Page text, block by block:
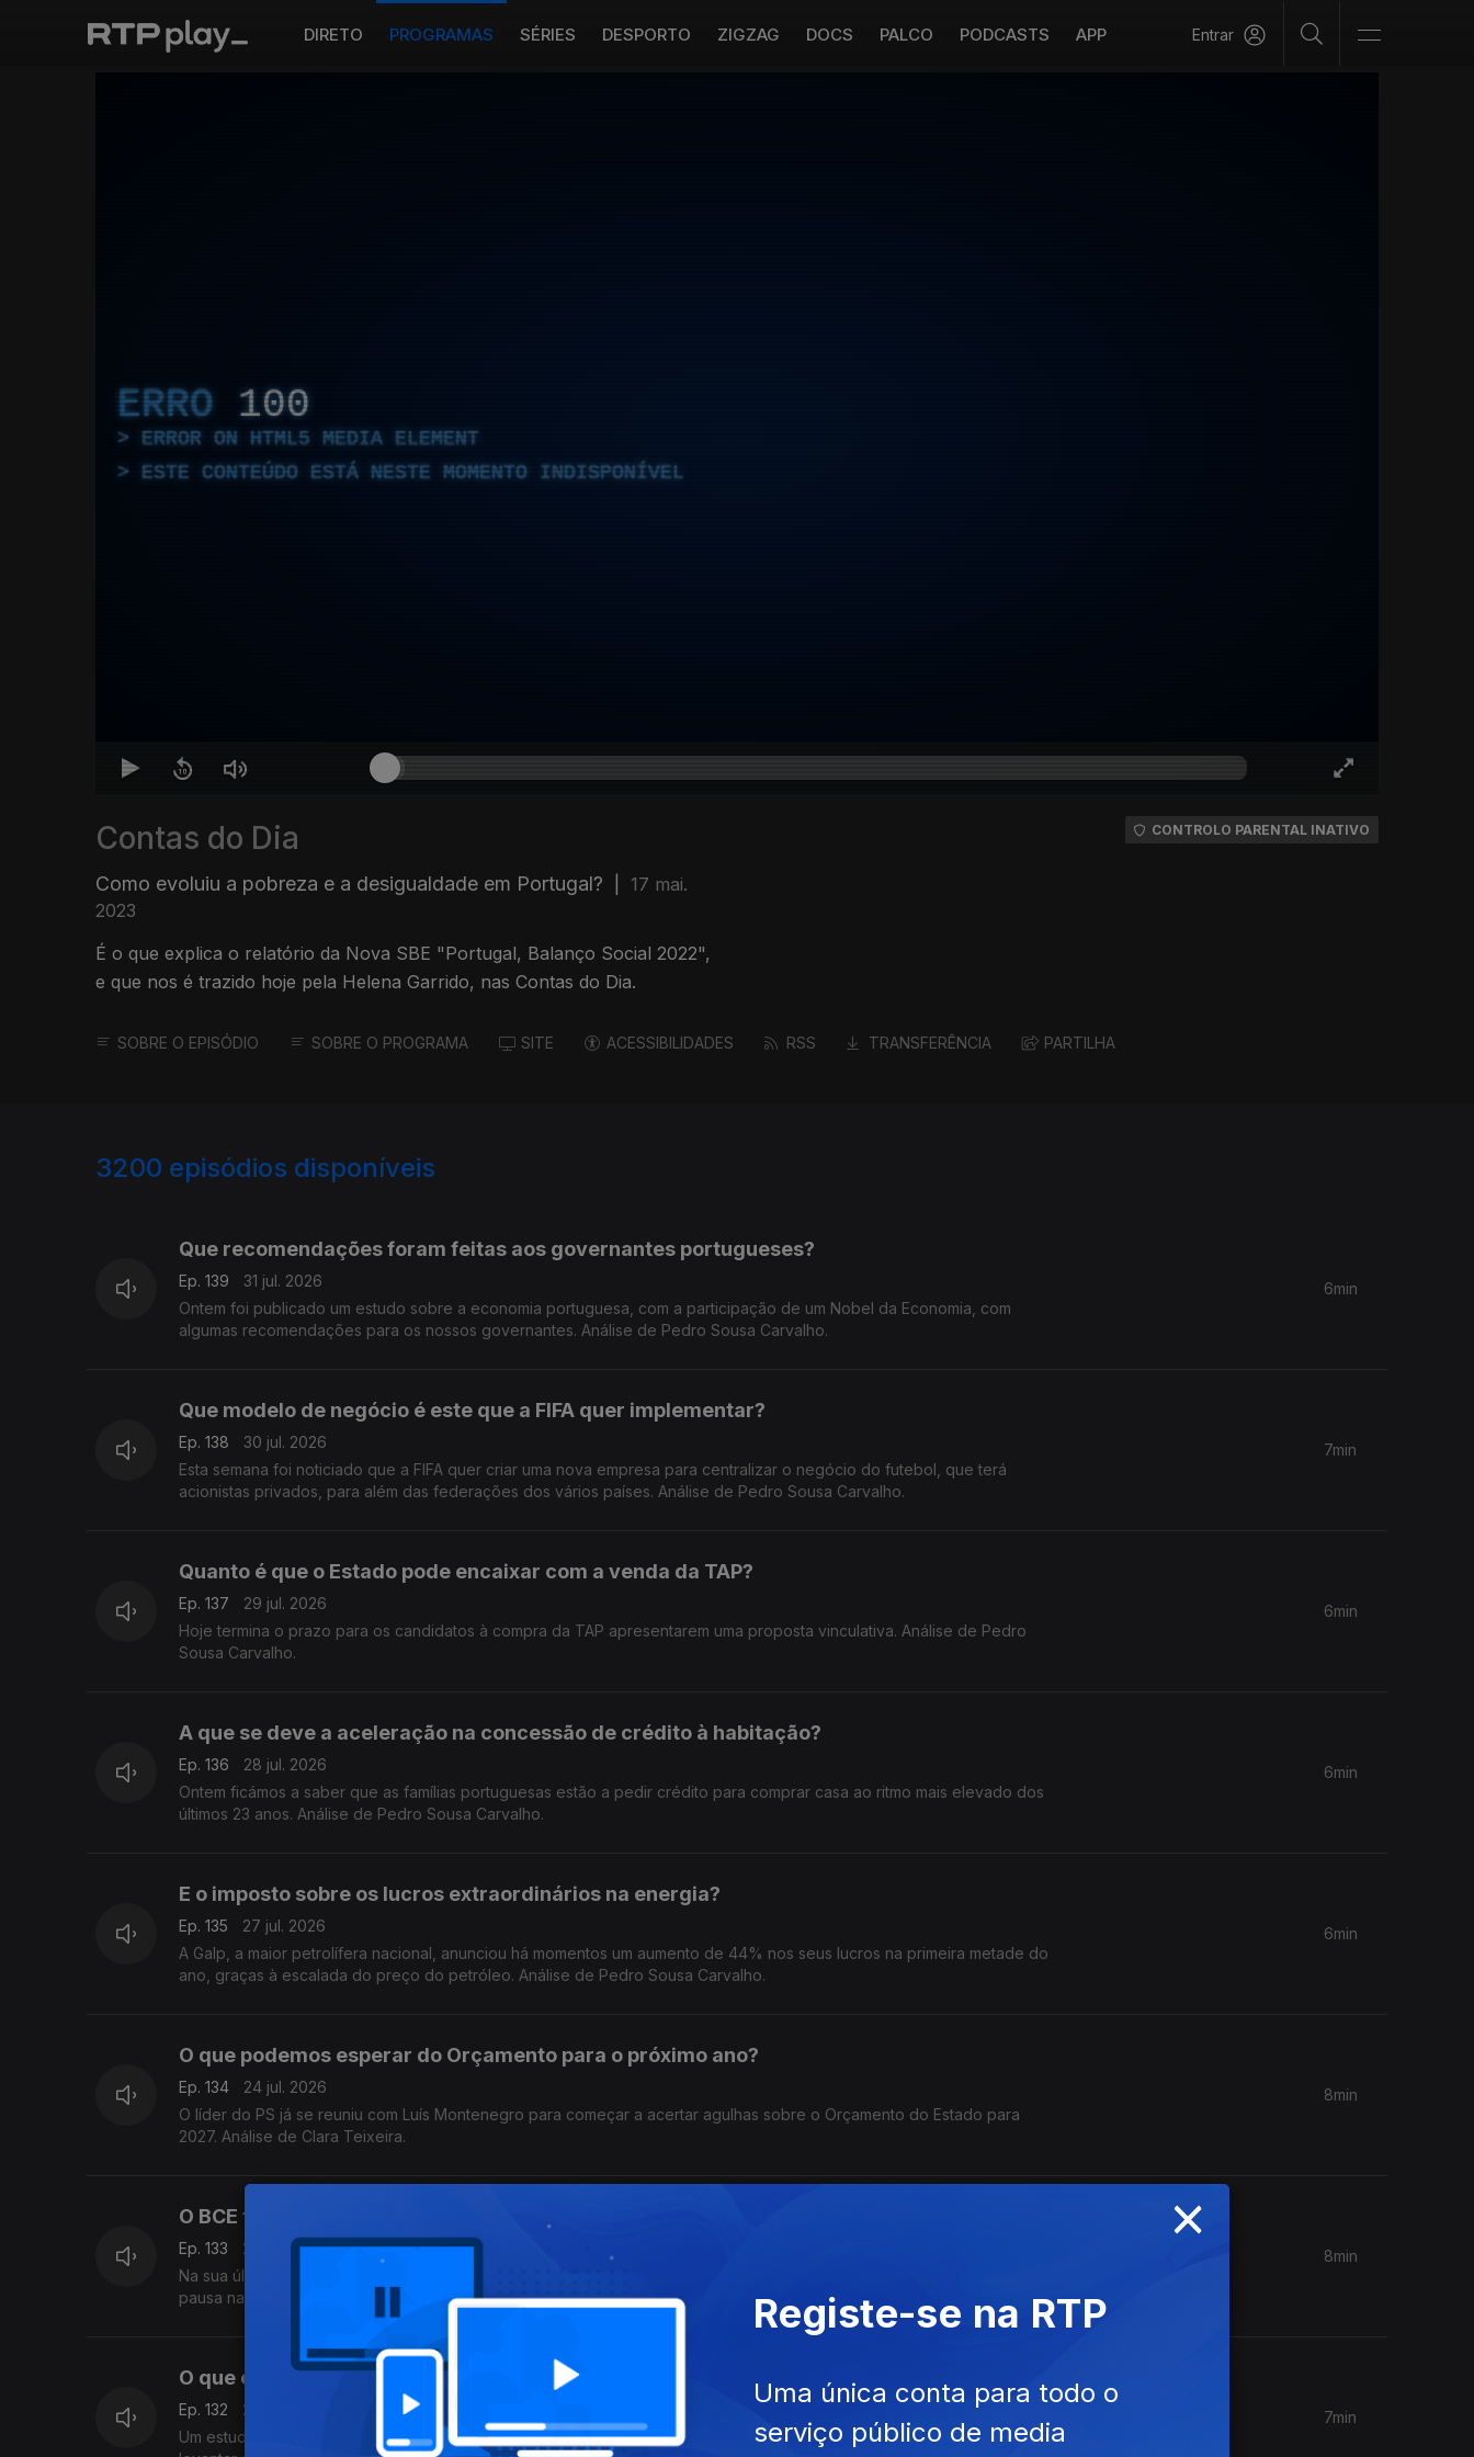
DIRETO PROGRAMAS SÉRIES DESPORTO ZIGZAG DOCS PALCO PODCASTS APP Entrar
ERRO 100
ERROR ON HTML5 MEDIA ELEMENT
ESTE CONTEÚDO ESTÁ NESTE MOMENTO INDISPONÍVEL
Contas do Dia
Como evoluiu a pobreza e a desigualdade em Portugal?
17 mai.
2023
É o que explica o relatório da Nova SBE "Portugal, Balanço Social 2022",
e que nos é trazido hoje pela Helena Garrido, nas Contas do Dia.
CONTROLO PARENTAL INATIVO
SOBRE O EPISÓDIO SOBRE O PROGRAMA SITE ACESSIBILIDADES RSS TRANSFERÊNCIA PARTILHA
3200 episódios disponíveis
Que recomendações foram feitas aos governantes portugueses?
Ep. 139
31 jul. 2026
Ontem foi publicado um estudo sobre a economia portuguesa, com a participação de um Nobel da Economia, com
algumas recomendações para os nossos governantes. Análise de Pedro Sousa Carvalho.
6min
Que modelo de negócio é este que a FIFA quer implementar?
Ep. 138
30 jul. 2026
Esta semana foi noticiado que a FIFA quer criar uma nova empresa para centralizar o negócio do futebol, que terá
acionistas privados, para além das federações dos vários países. Análise de Pedro Sousa Carvalho.
7min
Quanto é que o Estado pode encaixar com a venda da TAP?
Ep. 137
29 jul. 2026
Hoje termina o prazo para os candidatos à compra da TAP apresentarem uma proposta vinculativa. Análise de Pedro
Sousa Carvalho.
6min
A que se deve a aceleração na concessão de crédito à habitação?
Ep. 136
28 jul. 2026
Ontem ficámos a saber que as famílias portuguesas estão a pedir crédito para comprar casa ao ritmo mais elevado dos
últimos 23 anos. Análise de Pedro Sousa Carvalho.
6min
E o imposto sobre os lucros extraordinários na energia?
Ep. 135
27 jul. 2026
A Galp, a maior petrolífera nacional, anunciou há momentos um aumento de 44% nos seus lucros na primeira metade do
ano, graças à escalada do preço do petróleo. Análise de Pedro Sousa Carvalho.
6min
O que podemos esperar do Orçamento para o próximo ano?
Ep. 134
24 jul. 2026
O líder do PS já se reuniu com Luís Montenegro para começar a acertar agulhas sobre o Orçamento do Estado para
2027. Análise de Clara Teixeira.
8min
O BCE tem razões para manter as taxas inalteradas até setembro?
Ep. 133
23 jul. 2026
Na sua última reunião antes das férias de verão, que se realiza hoje, espera-se que o Banco Central Europeu faça uma
pausa na subida dos juros e adie novas mexidas nas taxas para setembro. Análise de Clara Teixeira.
8min
O que explica o “deserto bancário” que há em Portugal?
Ep. 132
21 jul. 2026
Um estudo do BdP revelou que quatro em cada dez freguesias portuguesas não têm uma caixa Multibanco para
7min
×
Registe-se na RTP
Uma única conta para todo o
serviço público de media